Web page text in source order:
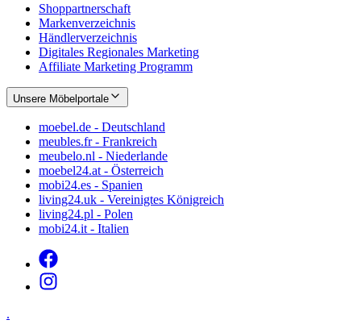
Shoppartnerschaft
Markenverzeichnis
Händlerverzeichnis
Digitales Regionales Marketing
Affiliate Marketing Programm
Unsere Möbelportale
moebel.de - Deutschland
meubles.fr - Frankreich
meubelo.nl - Niederlande
moebel24.at - Österreich
mobi24.es - Spanien
living24.uk - Vereinigtes Königreich
living24.pl - Polen
mobi24.it - Italien
.